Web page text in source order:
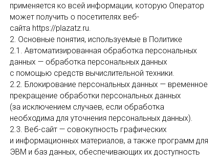
применяется ко всей информации, которую Оператор
может получить о посетителях веб-
сайта https://plazatz.ru.
2. Основные понятия, используемые в Политике
2.1. Автоматизированная обработка персональных
данных — обработка персональных данных
с помощью средств вычислительной техники.
2.2. Блокирование персональных данных — временное
прекращение обработки персональных данных
(за исключением случаев, если обработка
необходима для уточнения персональных данных).
2.3. Веб-сайт — совокупность графических
и информационных материалов, а также программ для
ЭВМ и баз данных, обеспечивающих их доступность